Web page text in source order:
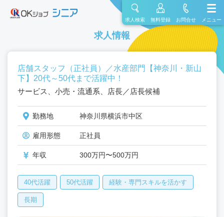
求人検索 無料登録 お問合せ メニュー
求人情報
店舗スタッフ（正社員）／水産部門【神奈川・新山
下】20代～50代まで活躍中！
サービス、小売・流通系、店長／店長候補
勤務地 神奈川県横浜市中区
雇用形態 正社員
年収 300万円〜500万円
40代活躍 50代活躍 経験・専門スキルを活かす
長期